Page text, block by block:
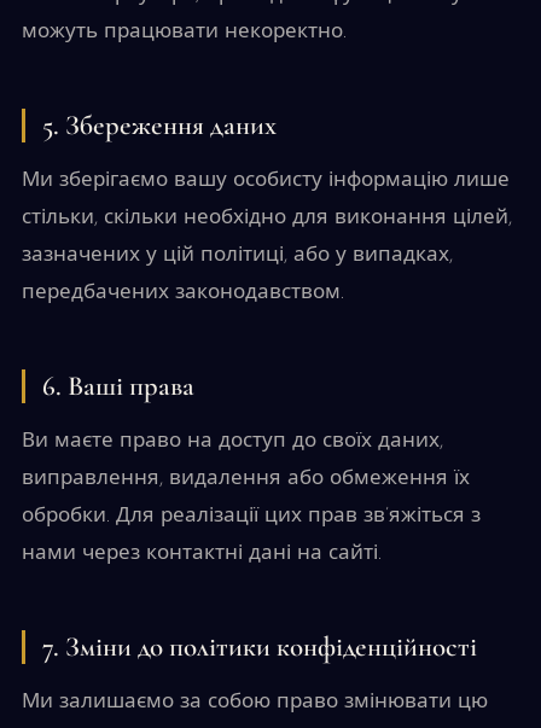
можуть працювати некоректно.
5. Збереження даних
Ми зберігаємо вашу особисту інформацію лише
стільки, скільки необхідно для виконання цілей,
зазначених у цій політиці, або у випадках,
передбачених законодавством.
6. Ваші права
Ви маєте право на доступ до своїх даних,
виправлення, видалення або обмеження їх
обробки. Для реалізації цих прав зв’яжіться з
нами через контактні дані на сайті.
7. Зміни до політики конфіденційності
Ми залишаємо за собою право змінювати цю